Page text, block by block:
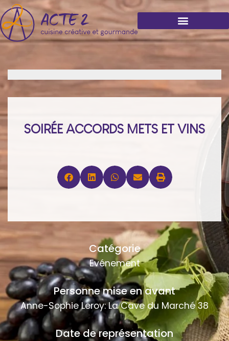
SOIRÉE ACCORDS METS ET VINS
Catégorie
Evénement
Personne mise en avant
Anne-Sophie Leroy: La Cave du Marché 38
Date de représentation